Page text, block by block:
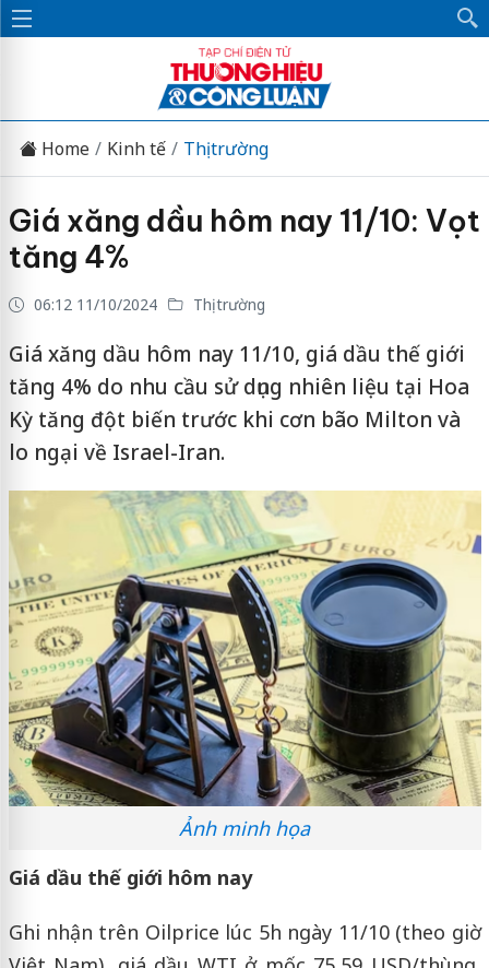
Home Kinh tế Thị trường
Giá xăng dầu hôm nay 11/10: Vọt
tăng 4%
06:12 11/10/2024 Thị trường
Giá xăng dầu hôm nay 11/10, giá dầu thế giới
tăng 4% do nhu cầu sử dụng nhiên liệu tại Hoa
Kỳ tăng đột biến trước khi cơn bão Milton và
lo ngại về Israel-Iran.
Ảnh minh họa
Giá dầu thế giới hôm nay
Ghi nhận trên Oilprice lúc 5h ngày 11/10 (theo giờ